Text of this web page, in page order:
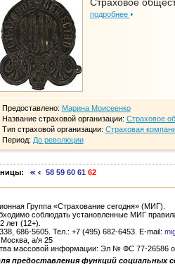
Страховое
подробнее
Предоставлено: Марина Моисеенко
Название страховой организации: Страховое
Тип страховой организации: Страховая
Период: До революции
58 59 60 61 62
Группа «Страхование сегодня» (МИГ).
соблюдать установленные МИГ
лет (12+).
686-5605. Тел.: +7 (495) 682-6453. E-mail:
а/я 25
массовой информации: Эл № ФС 77-26586
предоставления функций